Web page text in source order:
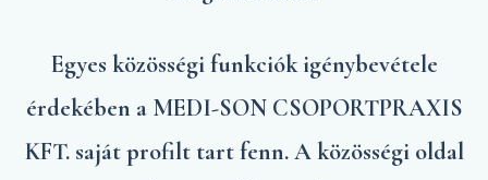
Egyes közösségi funkciók igénybevétele
érdekében a MEDI-SON CSOPORTPRAXIS
KFT. saját profilt tart fenn. A közösségi oldal